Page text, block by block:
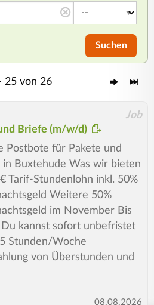
Suchen
25 von 26
Job
Briefe (m/w/d)
Postbote für Pakete und
in Buxtehude Was wir bieten
Tarif-Stundenlohn inkl. 50%
Weitere 50%
im November Bis
kannst sofort unbefristet
Stunden/Woche
von Überstunden und
08.08.2026